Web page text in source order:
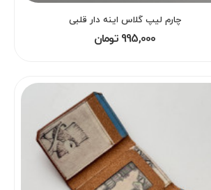
چارم لیپ گلاس اینه دار قلبی
995,000 تومان